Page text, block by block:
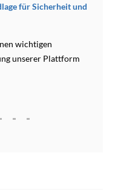
Guide für neue
zu gründen bedeutet,
treffen: Produktentwicklung,